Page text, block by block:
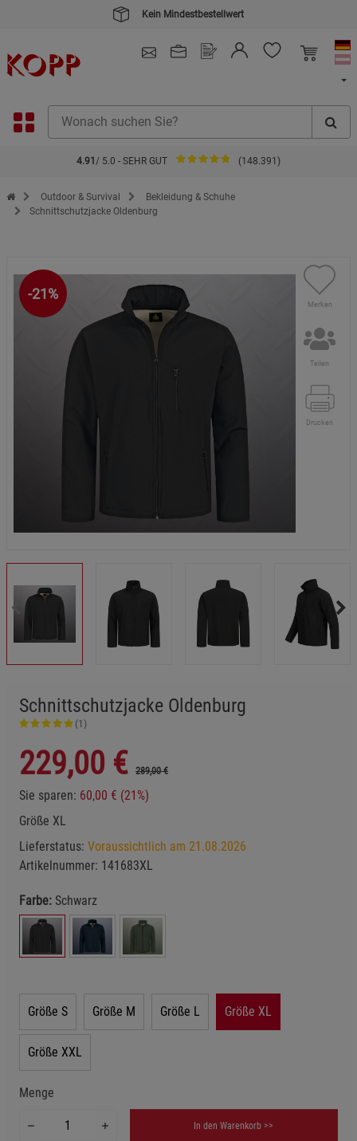
Kein Mindestbestellwert
4.91 / 5.0 - SEHR GUT (148.391)
Zur Startseite des Kopp Verlag Online-Shop
Outdoor & Survival
Bekleidung & Schuhe
Schnittschutzjacke Oldenburg
-21%
Merken
Teilen
Drucken
Schnittschutzjacke Oldenburg
(1)
229,00 € 289,00 €
Sie sparen: 60,00 € (21%)
Größe XL
Lieferstatus: Voraussichtlich am 21.08.2026
Artikelnummer: 141683XL
Farbe: Schwarz
Größe S Größe M Größe L Größe XL
Größe XXL
Menge
In den Warenkorb >>